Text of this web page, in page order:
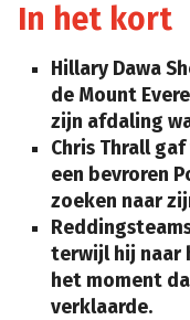
In het kort
Hillary Dawa
de Mount
zijn afdaling
Chris Thrall
een bevroren
zoeken naar
terwijl hij naar
het moment
verklaarde.